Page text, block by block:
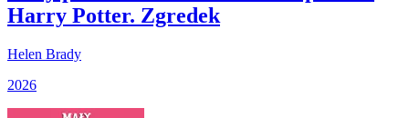
Harry Potter. Zgredek
Helen Brady
2026